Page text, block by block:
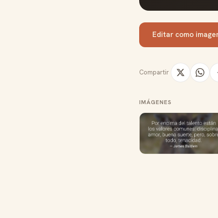
Editar como
Compartir
IMÁGENES